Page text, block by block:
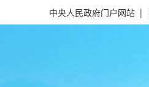
中央人民政府门户网站 |